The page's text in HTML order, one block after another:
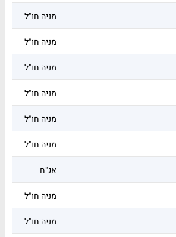
מניה חו"ל
מניה חו"ל
מניה חו"ל
מניה חו"ל
מניה חו"ל
מניה חו"ל
אג"ח
מניה חו"ל
מניה חו"ל